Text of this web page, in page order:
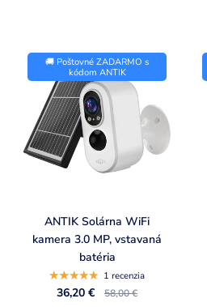
🚚 Poštovné ZADARMO s
kódom ANTIK
ANTIK Solárna WiFi
kamera 3.0 MP, vstavaná
batéria
1 recenzia
36,20 € 58,00 €